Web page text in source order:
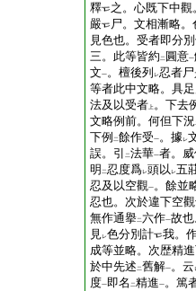
釋
之。心既下中
嚴
尸。文相漸略
見色也。受者即分
三。此等皆約 二 圓意一
文一。檀後列 レ忍者
等者此中文略。具
法及以受者 上 。下去
文略例前。何但下況
下例 二餘作受一。據レ
誤。引
二法華一者。
明 二忍度爲レ頭以 レ五
忍及以空觀一。餘並
忍也。次於違下空
無作通擧二六作一故
見レ色分別計
我。
成等並略。次歴精
於中先述 二舊解一。云
度一即名 二精進一。篤